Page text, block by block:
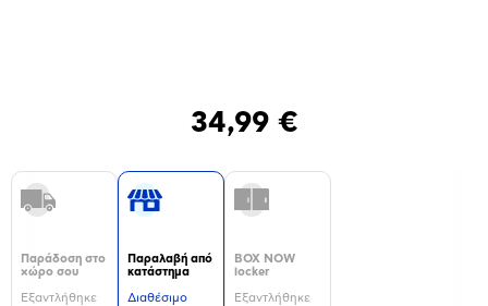
34,99 €
Παράδοση στο
χώρο σου
Εξαντλήθηκε
Παραλαβή από
κατάστημα
Διαθέσιμο
BOX NOW
locker
Εξαντλήθηκε